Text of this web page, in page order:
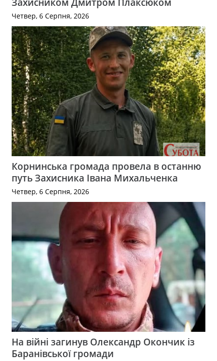
Четвер, 6 Серпня, 2026
Корнинська громада провела в останню
путь Захисника Івана Михальченка
Четвер, 6 Серпня, 2026
На війні загинув Олександр Окончик із
Баранівської громади